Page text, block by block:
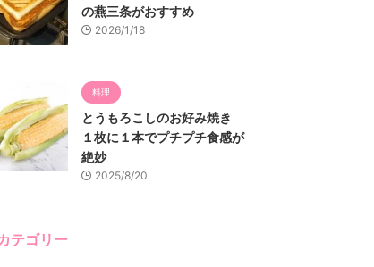
の燕三条がおすすめ
2026/1/18
料理
とうもろこしのお好み焼き
１枚に１本でプチプチ食感が
絶妙
2025/8/20
テゴリー